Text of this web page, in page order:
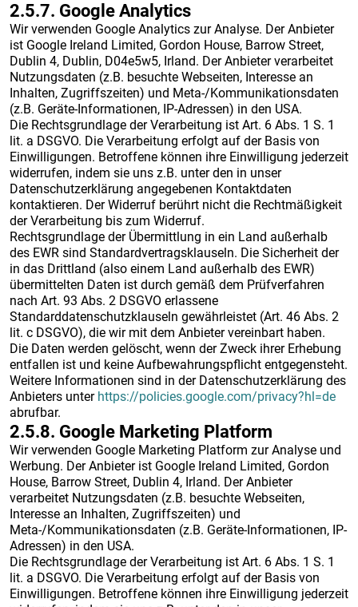
2.5.7. ​Google Analytics​
Wir verwenden Google Analytics zur Analyse. Der Anbieter
ist Google Ireland Limited, Gordon House, Barrow Street,
Dublin 4, Dublin, D04e5w5, Irland. Der Anbieter verarbeitet
Nutzungsdaten (z.B. besuchte Webseiten, Interesse an
Inhalten, Zugriffszeiten) und Meta-/Kommunikationsdaten
(z.B. Geräte-Informationen, IP-Adressen) in den USA.
Die Rechtsgrundlage der Verarbeitung ist Art. 6 Abs. 1 S. 1
lit. a DSGVO. Die Verarbeitung erfolgt auf der Basis von
Einwilligungen. Betroffene können ihre Einwilligung jederzeit
widerrufen, indem sie uns z.B. unter den in unser
Datenschutzerklärung angegebenen Kontaktdaten
kontaktieren. Der Widerruf berührt nicht die Rechtmäßigkeit
der Verarbeitung bis zum Widerruf.
Rechtsgrundlage der Übermittlung in ein Land außerhalb
des EWR sind Standardvertragsklauseln. Die Sicherheit der
in das Drittland (also einem Land außerhalb des EWR)
übermittelten Daten ist durch gemäß dem Prüfverfahren
nach Art. 93 Abs. 2 DSGVO erlassene
Standarddatenschutzklauseln gewährleistet (Art. 46 Abs. 2
lit. c DSGVO), die wir mit dem Anbieter vereinbart haben.
Die Daten werden gelöscht, wenn der Zweck ihrer Erhebung
entfallen ist und keine Aufbewahrungspflicht entgegensteht.
Weitere Informationen sind in der Datenschutzerklärung des
Anbieters unter https://policies.google.com/privacy?hl=de
abrufbar.
2.5.8. ​Google Marketing Platform​
Wir verwenden Google Marketing Platform zur Analyse und
Werbung. Der Anbieter ist Google Ireland Limited, Gordon
House, Barrow Street, Dublin 4, Irland. Der Anbieter
verarbeitet Nutzungsdaten (z.B. besuchte Webseiten,
Interesse an Inhalten, Zugriffszeiten) und
Meta-/Kommunikationsdaten (z.B. Geräte-Informationen, IP-
Adressen) in den USA.
Die Rechtsgrundlage der Verarbeitung ist Art. 6 Abs. 1 S. 1
lit. a DSGVO. Die Verarbeitung erfolgt auf der Basis von
Einwilligungen. Betroffene können ihre Einwilligung jederzeit